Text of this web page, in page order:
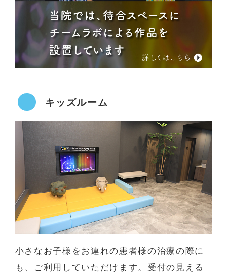
キッズルーム
小さなお子様をお連れの患者様の治療の際に
も、ご利用していただけます。受付の見える